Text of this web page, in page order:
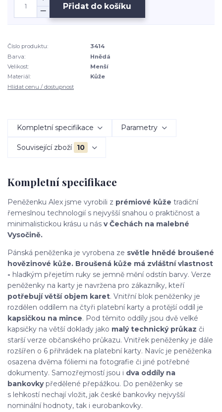
Přidat do košíku
Číslo produktu:
3414
Barva:
Hnědá
Velikost:
Menší
Materiál:
Kůže
Hlídat cenu / dostupnost
Kompletní specifikace Parametry
Související zboží 10
Kompletní specifikace
Peněženku Alex jsme vyrobili z prémiové kůže tradiční
řemeslnou technologií s nejvyšší snahou o praktičnost a
minimalistickou krásu u nás v Čechách na malebné
Vysočině.
Pánská peněženka je vyrobena ze světle hnědé broušené
hovězinové kůže. Broušená kůže má zvláštní vlastnost
- hladkým přejetím ruky se jemně mění odstín barvy. Verze
peněženky na karty je navržena pro zákazníky, kteří
potřebují větší objem karet. Vnitřní blok peněženky je
rozdělen oddílem na čtyři platební karty a protější oddíl je
kapsičkou na mince. Pod těmito oddíly jsou dvě velké
kapsičky na větší doklady jako malý technický průkaz či
starší verze občanského průkazu. Vnitřek peněženky je dále
rozšířen o 6 přihrádek na platební karty. Navíc je peněženka
osazena dvěma fóliemi na fotografie či jiné potřebné
dokumenty. Samozřejmostí jsou i dva oddíly na
bankovkypředělené přepážkou. Do peněženky se
s lehkostí nechají vložit, jak české bankovky nejvyšší
nominální hodnoty, tak i eurobankovky.